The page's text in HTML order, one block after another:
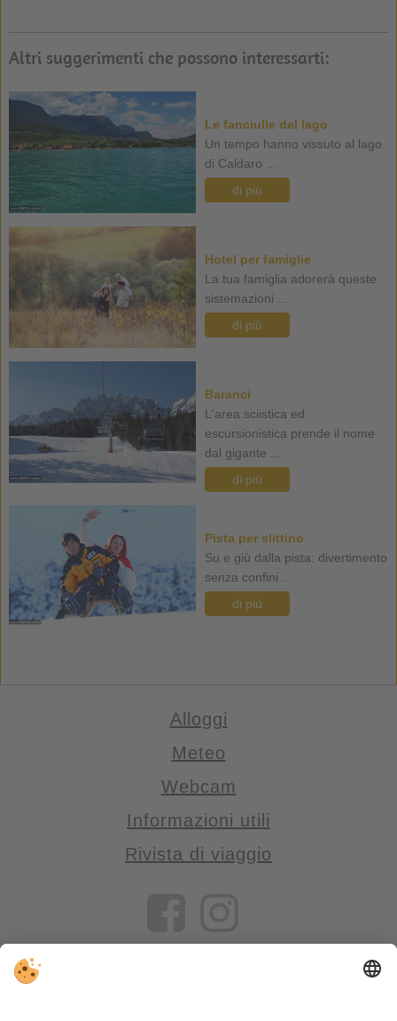
Altri suggerimenti che possono interessarti:
Le fanciulle del lago
Un tempo hanno vissuto al lago
di Caldaro ...
di più
Hotel per famiglie
La tua famiglia adorerà queste
sistemazioni ...
di più
Baranci
L'area sciistica ed
escursionistica prende il nome
dal gigante ...
di più
Pista per slittino
Su e giù dalla pista: divertimento
senza confini ...
di più
Alloggi
Meteo
Webcam
Informazioni utili
Rivista di viaggio